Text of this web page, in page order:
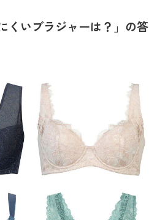
くいブラジャーは？」の答